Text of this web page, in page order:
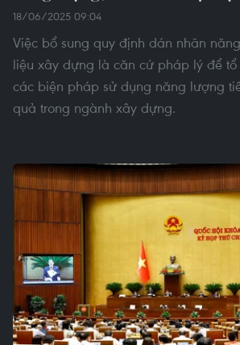
18/06/2025 09:04
Việc bổ sung quy định dán nhãn
liệu xây dựng là căn cứ pháp lý để tổ
các biện pháp sử dụng năng lượng
quả trong ngành xây dựng.